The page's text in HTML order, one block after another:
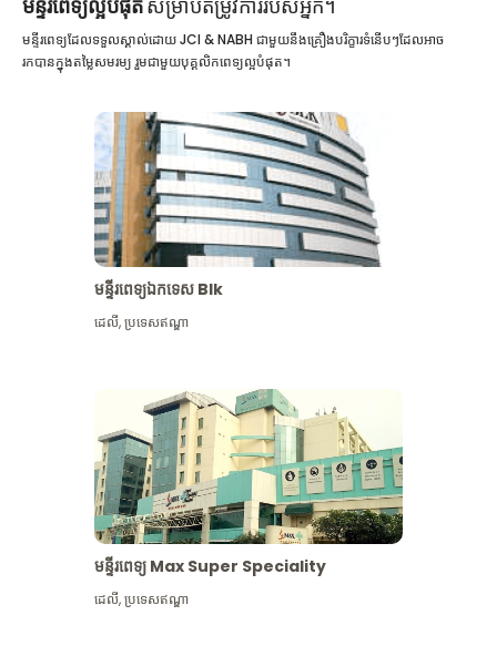
មន្ទីរពេទ្យល្អបំផុតសម្រាប់តម្រូវការរបស់អ្នក។
មន្ទីរពេទ្យដែលទទួលស្គាល់ដោយ JCI & NABH ជាមួយនឹងគ្រឿងបរិក្ខារទំនើបៗដែលអាច
រកបានក្នុងតម្លៃសមរម្យ រួមជាមួយបុគ្គលិកពេទ្យល្អបំផុត។
មន្ទីរពេទ្យឯកទេស Blk
ដេលី,ប្រទេសឥណ្ឌា
មន្ទីរពេទ្យ Max Super Speciality
ដេលី,ប្រទេសឥណ្ឌា